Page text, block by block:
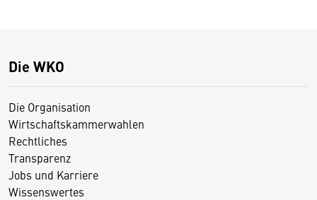
Die WKO
Die Organisation
Wirtschaftskammerwahlen
Rechtliches
Transparenz
Jobs und Karriere
Wissenswertes